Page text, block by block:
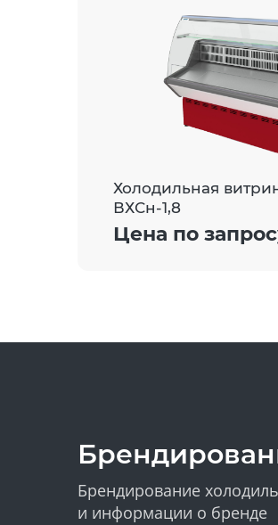
Холодильная
ВХСн-1,8
Цена по
Брендирование
и информации о бренде